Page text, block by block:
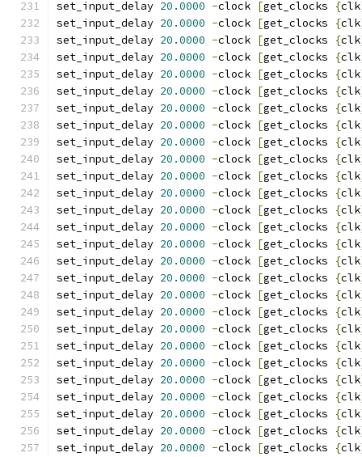
set_input_delay 20.0000 -clock [get_clocks {clk
set_input_delay 20.0000 -clock [get_clocks {clk
set_input_delay 20.0000 -clock [get_clocks {clk
set_input_delay 20.0000 -clock [get_clocks {clk
set_input_delay 20.0000 -clock [get_clocks {clk
set_input_delay 20.0000 -clock [get_clocks {clk
set_input_delay 20.0000 -clock [get_clocks {clk
set_input_delay 20.0000 -clock [get_clocks {clk
set_input_delay 20.0000 -clock [get_clocks {clk
set_input_delay 20.0000 -clock [get_clocks {clk
set_input_delay 20.0000 -clock [get_clocks {clk
set_input_delay 20.0000 -clock [get_clocks {clk
set_input_delay 20.0000 -clock [get_clocks {clk
set_input_delay 20.0000 -clock [get_clocks {clk
set_input_delay 20.0000 -clock [get_clocks {clk
set_input_delay 20.0000 -clock [get_clocks {clk
set_input_delay 20.0000 -clock [get_clocks {clk
set_input_delay 20.0000 -clock [get_clocks {clk
set_input_delay 20.0000 -clock [get_clocks {clk
set_input_delay 20.0000 -clock [get_clocks {clk
set_input_delay 20.0000 -clock [get_clocks {clk
set_input_delay 20.0000 -clock [get_clocks {clk
set_input_delay 20.0000 -clock [get_clocks {clk
set_input_delay 20.0000 -clock [get_clocks {clk
set_input_delay 20.0000 -clock [get_clocks {clk
set_input_delay 20.0000 -clock [get_clocks {clk
set_input_delay 20.0000 -clock [get_clocks {clk